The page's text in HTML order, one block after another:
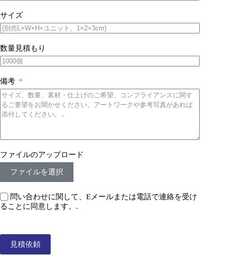
サイズ
数量見積もり
備考
ファイルのアップロード
ファイルを選択
問い合わせに関して、Eメールまたは電話で連絡を受け
ることに同意します。.
見積依頼